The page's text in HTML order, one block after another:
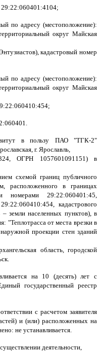
29:22:060401:4104;
по адресу (местоположение):
округ Майская
кадастровый номер
по адресу (местоположение):
округ Майская
в пользу ПАО "ТГК-2"
г. Ярославль,
ОГРН 1057601091151) в
схемой границ публичного
расположенного в границах
номерами 29:22:060401:45,
кадастрового
– земли населенных пунктов), в
"Теплотрасса от места врезки в
проекции стен зданий
область, городской
на 10 (десять) лет с
государственный реестр
с расчетом заявителя
и (или) расположенных на
не устанавливается.
деятельности,